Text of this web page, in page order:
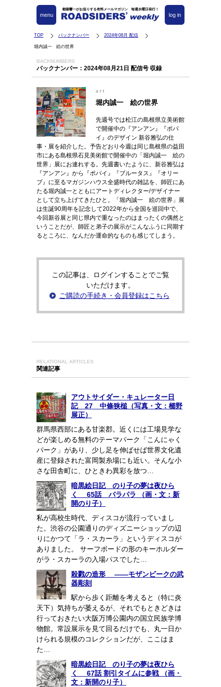
都築響一がお送りする有料メールマガジン 毎週水曜日発行！
log in
menu
TOP バックナンバー 2024年08月 配信
堀内誠一 絵の世界
BACKNUMBERS
バックナンバー：2024年08月21日 配信号 収録
art
堀内誠一 絵の世界
先週号では松江の島根県立美術館
で開催中の『アンアン』『ポパ
イ』のデザイン 新谷雅弘の仕
事・展を紹介した。予告どおり今週は同じ島根県の益田
市にある島根県石見美術館で開催中の「堀内誠一 絵の
世界」展にお連れする。先週書いたように、新谷雅弘は
『アンアン』から『ポパイ』『ブルータス』『オリー
ブ』に至るマガジンハウス全盛時代の雑誌を、師匠にあ
たる堀内誠一とともにアートディレクター/デザイナー
として立ち上げてきたひと。「堀内誠一 絵の世界」展
は生誕90周年を記念して2022年から全国を巡回中で、
今回新谷展と同じ県内で重なったのはまったくの偶然と
いうことだが、師匠と弟子の展示がこんなふうに同期す
るところに、なんだか運命的なものも感じてしまう。
この記事は、ログインすることでご覧
いただけます。
ご購読の手続き・会員登録はこちら
RELATIONAL ARTICLES
関連記事
アウトサイダー・キュレーター日
記 27 中條狭槌（写真・文：櫛野
展正）
群馬県西部にある甘楽郡。近くには工場見学な
どが楽しめる無料のテーマパーク「こんにゃく
パーク」があり、少し足を伸ばせば世界文化遺
産に登録された富岡製糸場にも近い。そんな小
さな田舎町に、ひときわ異彩を放つ…
暗黒絵日記 のり子の夢は夜ひら
く 65話 パラパラ （画・文：新
開のり子）
私が高校生時代、ディスコが流行っていまし
た。渋谷の公園通りのディズニーショップの辺
りにかつて「ラ・スカーラ」というディスコが
ありました。 サーフボードの形のキーホルダー
がラ・スカーラの入場パスでした…
殺戮の造形 ――モザンビークの武
器彫刻
駅から歩く距離を考えると（特に炎
天下）気持ちが萎えるが、それでもときどきは
行っておきたい大阪万博公園内の国立民族学博
物館。常設展示を見て回るだけでも、丸一日か
けられる規模のコレクションだが、ここはま
た…
暗黒絵日記 のり子の夢は夜ひら
く 67話 割引タイムに参戦 （画・
文：新開のり子）